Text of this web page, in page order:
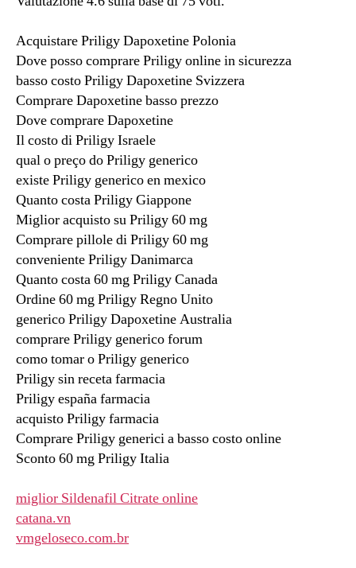
Acquistare Priligy Dapoxetine Polonia
Dove posso comprare Priligy online in sicurezza
basso costo Priligy Dapoxetine Svizzera
Comprare Dapoxetine basso prezzo
Dove comprare Dapoxetine
Il costo di Priligy Israele
qual o preço do Priligy generico
existe Priligy generico en mexico
Quanto costa Priligy Giappone
Miglior acquisto su Priligy 60 mg
Comprare pillole di Priligy 60 mg
conveniente Priligy Danimarca
Quanto costa 60 mg Priligy Canada
Ordine 60 mg Priligy Regno Unito
generico Priligy Dapoxetine Australia
comprare Priligy generico forum
como tomar o Priligy generico
Priligy sin receta farmacia
Priligy españa farmacia
acquisto Priligy farmacia
Comprare Priligy generici a basso costo online
Sconto 60 mg Priligy Italia
miglior Sildenafil Citrate online
catana.vn
vmgeloseco.com.br